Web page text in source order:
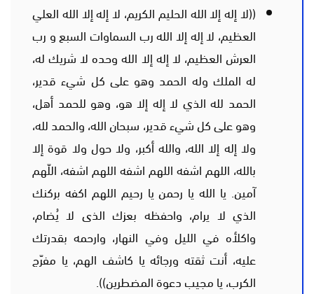
((لا إله إلا الله الحليم الكريم، لا إله إلا الله العلي
العظيم، لا إله إلا الله رب السماوات السبع و رب
العرش العظيم، لا إله إلا الله وحده لا شريك له،
له الملك وله الحمد وهو على كل شيء قدير،
الحمد لله الذي لا إله إلا هو، وهو للحمد أهل،
وهو على كل شيء قدير، سبحان الله، والحمد لله،
ولا إله إلا الله، والله أكبر، ولا حول ولا قوة إلا
بالله، اللهم اشفه اللهم اشفه اللهم اشفه، اللّهم
آمين. يا الله يا رحمن يا رحيم اللهم اكفه بركنك
الذي لا يرام، واحفظه بعزك الذى لا يُضام،
واكلأه في الليل وفي النهار، وارحمه بقدرتك
عليه، أنت ثقته ورجائه يا كاشف الهم، يا مفرّج
الكرب، يا مجيب دعوة المضطرين)).